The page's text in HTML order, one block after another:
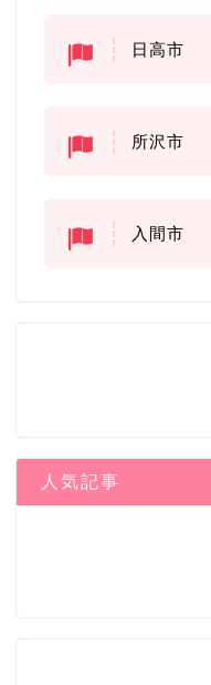
日高市
所沢市
入間市
人気記事